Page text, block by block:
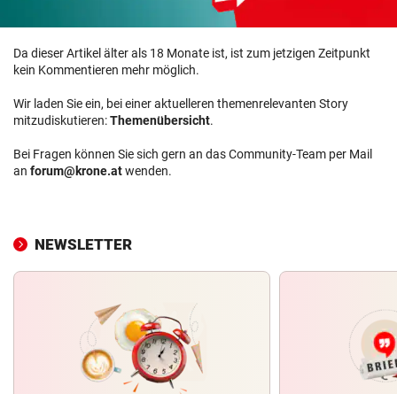
Da dieser Artikel älter als 18 Monate ist, ist zum jetzigen Zeitpunkt
kein Kommentieren mehr möglich.
Wir laden Sie ein, bei einer aktuelleren themenrelevanten Story
mitzudiskutieren:Themenübersicht.
Bei Fragen können Sie sich gern an das Community-Team per Mail
an forum@krone.atwenden.
NEWSLETTER